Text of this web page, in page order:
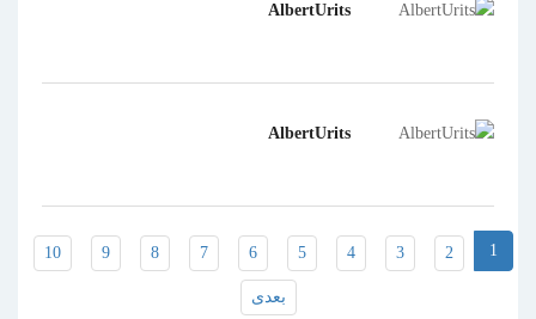
AlbertUrits
AlbertUrits
1
2
3
4
5
6
7
8
9
10
بعدی